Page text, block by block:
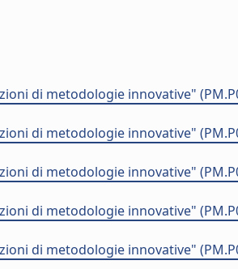
di metodologie innovative"
di metodologie innovative"
di metodologie innovative"
di metodologie innovative"
di metodologie innovative"